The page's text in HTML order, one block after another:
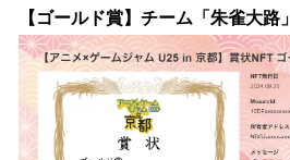
【ゴールド賞】チーム「朱雀大路」